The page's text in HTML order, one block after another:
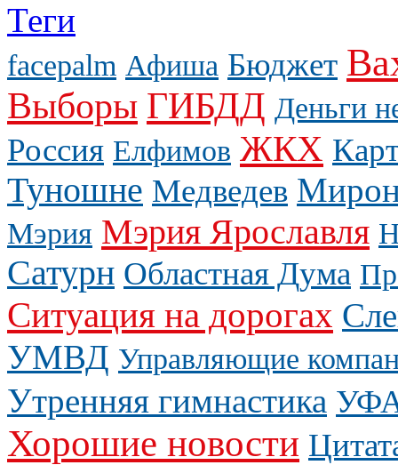
Теги
facepalm Афиша Бюджет
Выборы ГИБДД Деньги
Россия Елфимов ЖКХ
Туношне Медведев
Мэрия Мэрия Ярославля
Сатурн Областная Дума
Ситуация на дорогах
УМВД Управляющие
Утренняя гимнастика
Хорошие новости